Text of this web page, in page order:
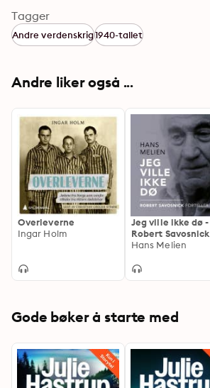
Tagger
Andre verdenskrig1940-tallet
Andre liker også ...
Overleverne
Ingar Holm
Jeg ville ikke dø -
Robert Savosnick
forteller
Hans Melien
Gode bøker å starte med